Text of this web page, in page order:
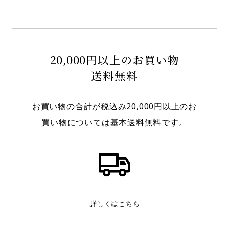
20,000円以上のお買い物
送料無料
お買い物の合計が税込み20,000円以上のお
買い物については基本送料無料です。
詳しくはこちら